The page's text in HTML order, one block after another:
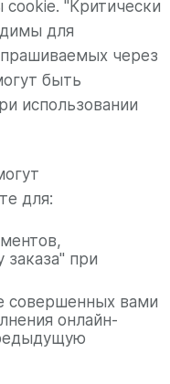
"Критически
для
через
быть
использовании
для:
при
совершенных вами
онлайн-